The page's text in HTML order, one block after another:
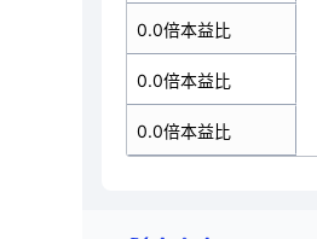
0.0倍本益比
0.0倍本益比
0.0倍本益比